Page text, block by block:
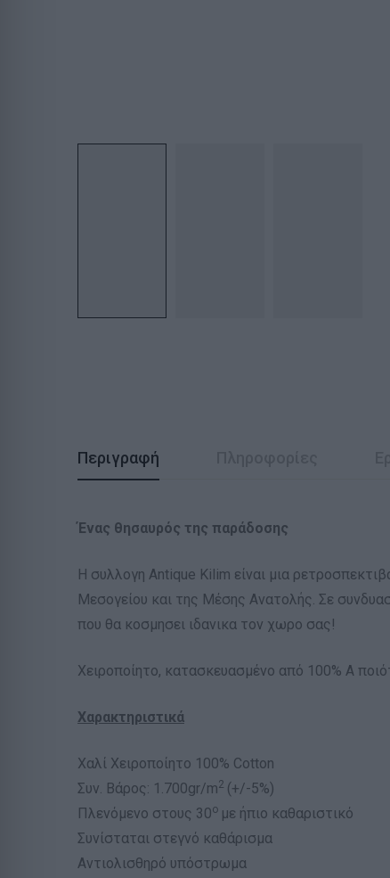
Περιγραφή
Ένας θησαυρός της παράδοσης
Η συλλογη Antique Kilim είναι μια
Μεσογείου και της Μέσης Ανατολής. Σε
που θα κοσμησει ιδανικα τον χωρο σας!
Χειροποίητο, κατασκευασμένο από 100% Α
Χαρακτηριστικά
Χαλί Χειροποίητο 100% Cotton
Συν. Βάρος: 1.700gr/m2 (+/-5%)
Πλενόμενο στους 30ο με ήπιο καθαριστικό
Συνίσταται στεγνό καθάρισμα
Αντιολισθηρό υπόστρωμα